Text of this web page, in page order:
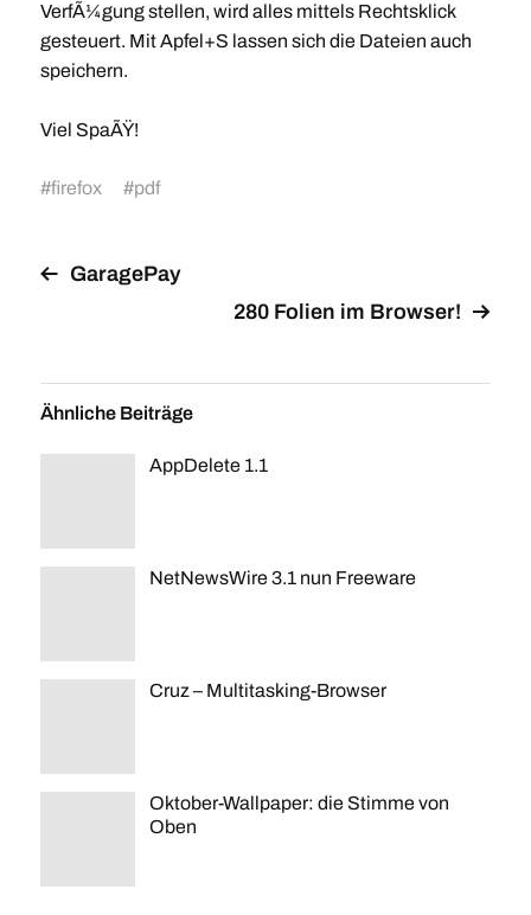
VerfÃ¼gung stellen, wird alles mittels Rechtsklick
gesteuert. Mit Apfel+S lassen sich die Dateien auch
speichern.
Viel SpaÃŸ!
#firefox #pdf
GaragePay
280 Folien im Browser!
Ähnliche Beiträge
AppDelete 1.1
NetNewsWire 3.1 nun Freeware
Cruz – Multitasking-Browser
Oktober-Wallpaper: die Stimme von
Oben